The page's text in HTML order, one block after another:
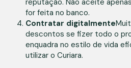
reputação. Não aceite
for feita no banco.
Contratar digitalmente
descontos se fizer todo o
enquadra no estilo de vida
utilizar o Curiara.